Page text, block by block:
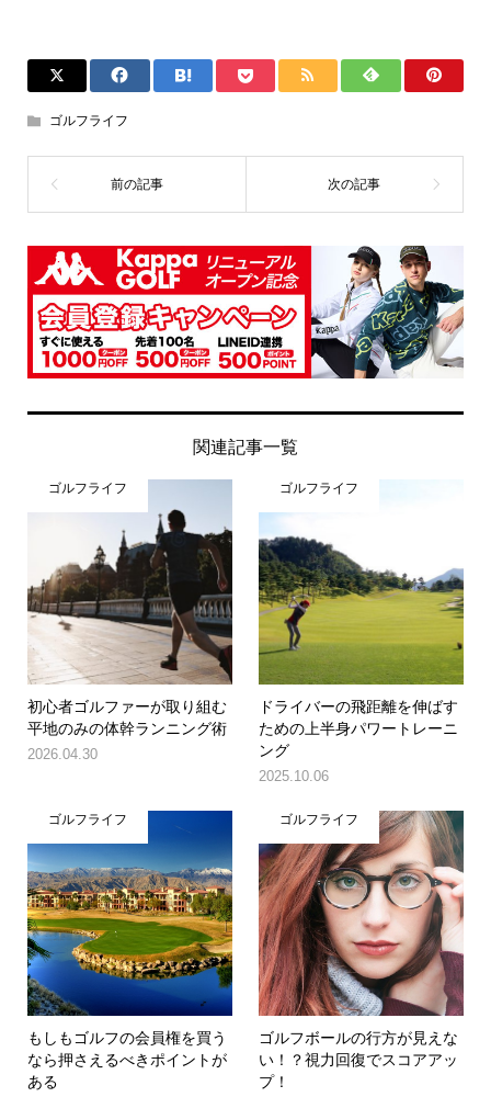
ゴルフライフ
関連記事一覧
ゴルフライフ
初心者ゴルファーが取り組む
平地のみの体幹ランニング術
2026.04.30
ゴルフライフ
ドライバーの飛距離を伸ばす
ための上半身パワートレーニ
ング
2025.10.06
ゴルフライフ
もしもゴルフの会員権を買う
なら押さえるべきポイントが
ある
ゴルフライフ
ゴルフボールの行方が見えな
い！？視力回復でスコアアッ
プ！